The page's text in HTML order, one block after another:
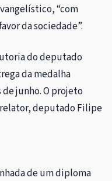
“com
da sociedade”.
do deputado
da medalha
de junho. O projeto
deputado Filipe
de um diploma